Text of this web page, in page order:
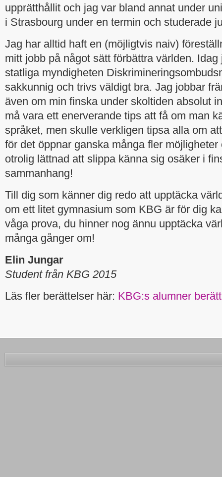
upprätthållit och jag var bland annat under
i Strasbourg under en termin och studerade
Jag har alltid haft en (möjligtvis naiv)
mitt jobb på något sätt förbättra världen.
statliga myndigheten
sakkunnig och trivs väldigt bra. Jag jobbar
även om min finska under skoltiden absolut
må vara ett enerverande tips att få om man
språket, men skulle verkligen tipsa alla om
för det öppnar ganska många fler möjligheter
otrolig lättnad att slippa känna sig osäker i
sammanhang!
Till dig som känner dig redo att upptäcka
om ett litet gymnasium som KBG är för dig
våga prova, du hinner nog ännu upptäcka
många gånger om!
Elin Jungar
Student från KBG 2015
Läs fler berättelser här: KBG:s alumner